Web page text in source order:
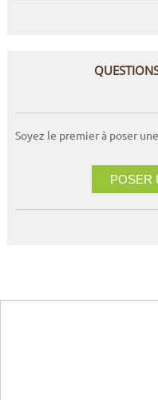
Soyez le premier à poser
POSER